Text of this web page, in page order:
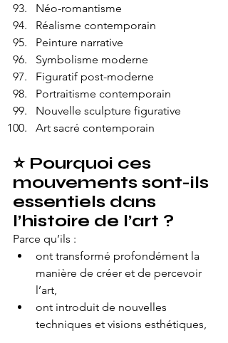
Néo-romantisme
Réalisme contemporain
Peinture narrative
Symbolisme moderne
Figuratif post-moderne
Portraitisme contemporain
Nouvelle sculpture figurative
Art sacré contemporain
⭐ Pourquoi ces
mouvements sont-ils
essentiels dans
l’histoire de l’art ?
Parce qu’ils :
ont transformé profondément la
manière de créer et de percevoir
l’art,
ont introduit de nouvelles
techniques et visions esthétiques,